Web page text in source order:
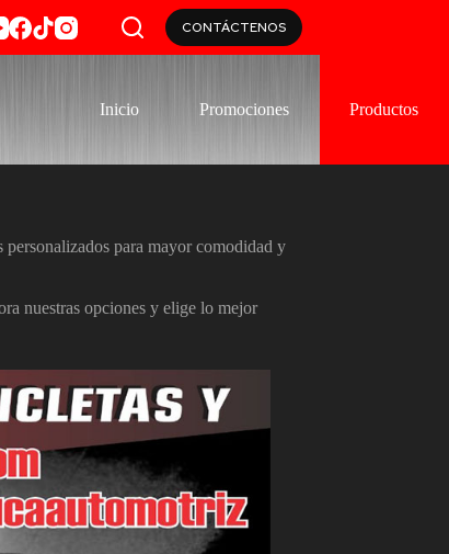
CONTÁCTENOS
Inicio Promociones Productos
para mayor comodidad y
nuestras opciones y elige lo mejor